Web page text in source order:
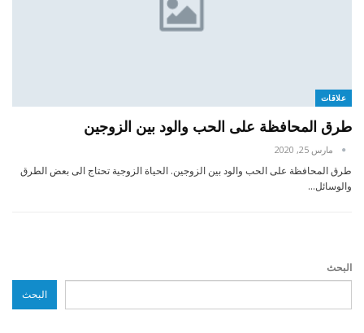
علاقات
طرق المحافظة على الحب والود بين الزوجين
مارس 25, 2020
طرق المحافظة على الحب والود بين الزوجين. الحياة الزوجية تحتاج الى بعض الطرق
والوسائل…
البحث
البحث